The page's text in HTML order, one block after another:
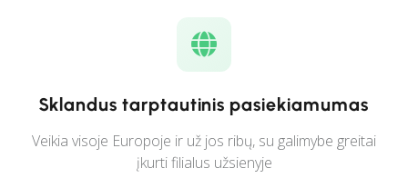
Sklandus tarptautinis pasiekiamumas
Veikia visoje Europoje ir už jos ribų, su galimybe greitai
įkurti filialus užsienyje